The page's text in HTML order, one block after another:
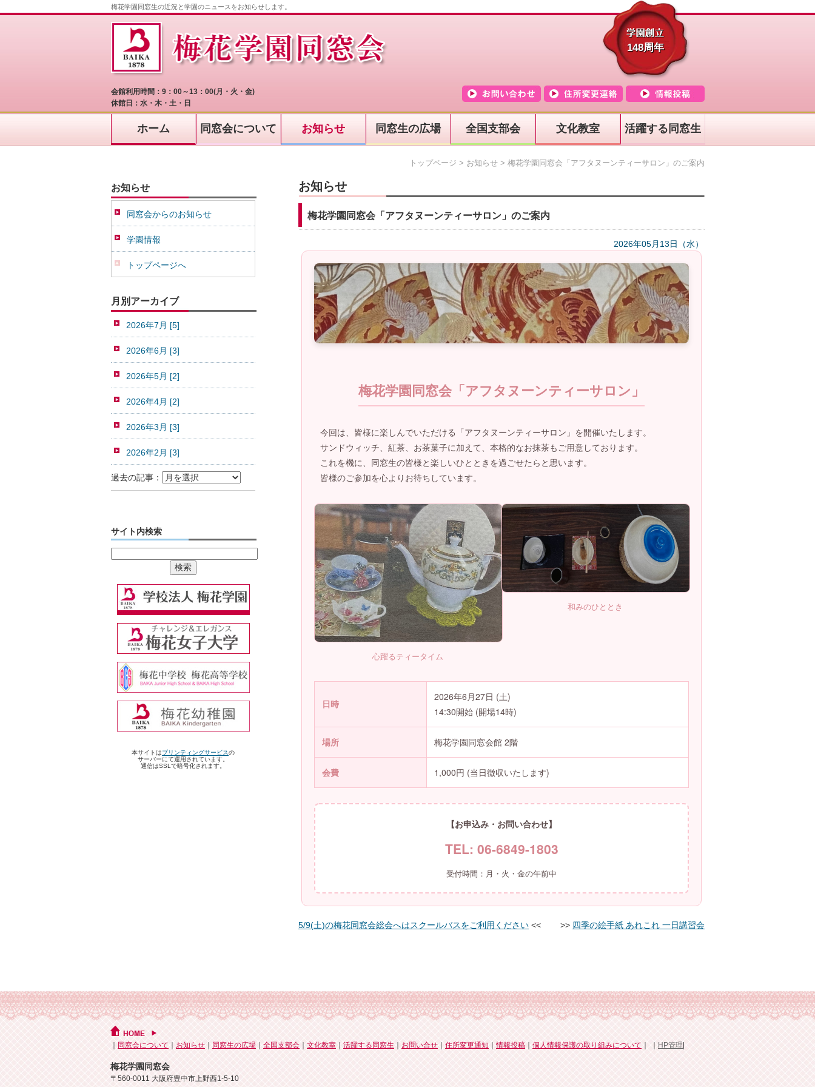
梅花学園同窓生の近況と学園のニュースをお知らせします。
会館利用時間：9：00～13：00(月・火・金)
休館日：水・木・土・日
148周年
ホーム 同窓会について お知らせ 同窓生の広場 全国支部会 文化教室 活躍する同窓生
トップページ > お知らせ > 梅花学園同窓会「アフタヌーンティーサロン」のご案内
お知らせ
同窓会からのお知らせ
学園情報
トップページへ
月別アーカイブ
2026年7月 [5]
2026年6月 [3]
2026年5月 [2]
2026年4月 [2]
2026年3月 [3]
2026年2月 [3]
過去の記事：
サイト内検索
本サイトはプリンティングサービスの
サーバーにて運用されています。
通信はSSLで暗号化されます。
お知らせ
梅花学園同窓会「アフタヌーンティーサロン」のご案内
2026年05月13日（水）
梅花学園同窓会「アフタヌーンティーサロン」
今回は、皆様に楽しんでいただける「アフタヌーンティーサロン」を開催いたします。
サンドウィッチ、紅茶、お茶菓子に加えて、本格的なお抹茶もご用意しております。
これを機に、同窓生の皆様と楽しいひとときを過ごせたらと思います。
皆様のご参加を心よりお待ちしています。
心躍るティータイム
和みのひととき
日時
2026年6月27日 (土)
14:30開始 (開場14時)
場所 梅花学園同窓会館 2階
会費 1,000円 (当日徴収いたします)
【お申込み・お問い合わせ】
TEL: 06-6849-1803
受付時間：月・火・金の午前中
5/9(土)の梅花同窓会総会へはスクールバスをご利用ください << >> 四季の絵手紙 あれこれ 一日講習会
同窓会について お知らせ 同窓生の広場 全国支部会 文化教室 活躍する同窓生 お問い合せ 住所変更通知 ｜情報投稿 個人情報保護の取り組みについて HP管理
梅花学園同窓会
〒560-0011 大阪府豊中市上野西1-5-10